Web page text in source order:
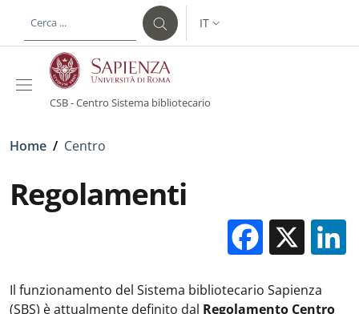
al contenuto principale
SELETTORE LINGUA:
IT
CSB - Centro Sistema bibliotecario
Briciole di pane
Home / Centro
Regolamenti
X
Il funzionamento del Sistema bibliotecario Sapienza
(SBS) è attualmente definito dal Regolamento Centro